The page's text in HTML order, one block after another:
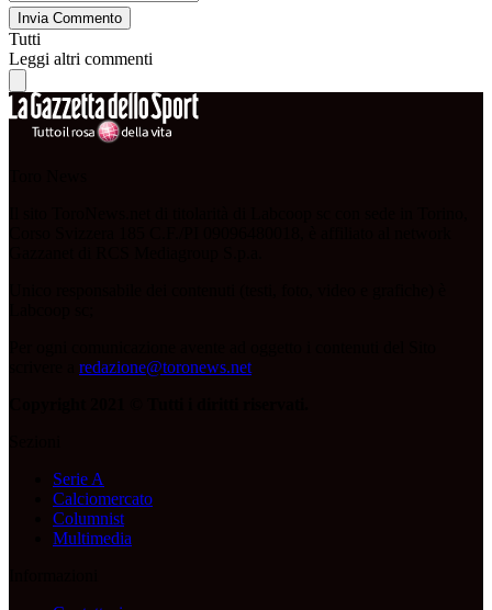
Invia Commento
Tutti
Leggi altri commenti
redazione@toronews.net
Serie A
Calciomercato
Columnist
Multimedia